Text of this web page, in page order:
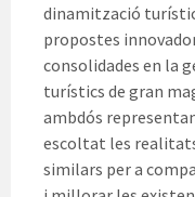
dinamització
propostes
consolidades en la
turístics de gran
ambdós
escoltat les
similars per a